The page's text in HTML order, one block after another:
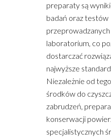
preparaty są
badań oraz testów
laboratorium, co
dostarczać
najwyższe
Niezależnie od
środków do
zabrudzeń,
konserwacji
specjalistycznych